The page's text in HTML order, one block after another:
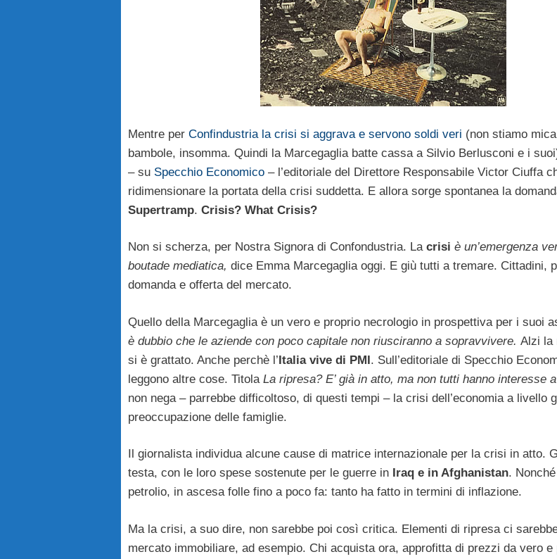
Mentre per Confindustria la crisi si aggrava e servono soldi veri (non stiamo
bambole, insomma. Quindi la Marcegaglia batte cassa a Silvio Berlusconi e i
– su Specchio Economico – l’editoriale del Direttore Responsabile Victor Ciuffa
ridimensionare la portata della crisi suddetta. E allora sorge spontanea la
Supertramp. Crisis? What Crisis?
Non si scherza, per Nostra Signora di Confondustria. La crisi è un’emergenza
boutade mediatica, dice Emma Marcegaglia oggi. E giù tutti a tremare. Cittadini,
domanda e offerta del mercato.
Quello della Marcegaglia è un vero e proprio necrologio in prospettiva per i suoi
è dubbio che le aziende con poco capitale non riusciranno a sopravvivere. Alzi la
si è grattato. Anche perchè l’Italia vive di PMI. Sull’editoriale di Specchio
leggono altre cose. Titola La ripresa? E’ già in atto, ma non tutti hanno interesse
non nega – parrebbe difficoltoso, di questi tempi – la crisi dell’economia a livello
preoccupazione delle famiglie.
Il giornalista individua alcune cause di matrice internazionale per la crisi in atto.
testa, con le loro spese sostenute per le guerre in Iraq e in Afghanistan.
petrolio, in ascesa folle fino a poco fa: tanto ha fatto in termini di inflazione.
Ma la crisi, a suo dire, non sarebbe poi così critica. Elementi di ripresa ci
mercato immobiliare, ad esempio. Chi acquista ora, approfitta di prezzi da vero e